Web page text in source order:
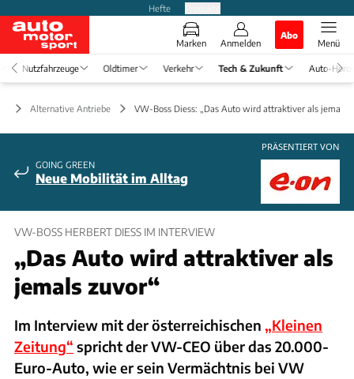
Hefte
Marken Anmelden
Abo
Menü
Nutzfahrzeuge Oldtimer Verkehr Tech & Zukunft Auto-
Alternative Antriebe VW-Boss Diess: „Das Auto wird attraktiver als jemals
GOING GREEN
Neue Mobilität im Alltag
PRÄSENTIERT VON
VW-BOSS HERBERT DIESS IM INTERVIEW
„Das Auto wird attraktiver als
jemals zuvor“
Im Interview mit der österreichischen „Kleinen
Zeitung“ spricht der VW-CEO über das 20.000-
Euro-Auto, wie er sein Vermächtnis bei VW